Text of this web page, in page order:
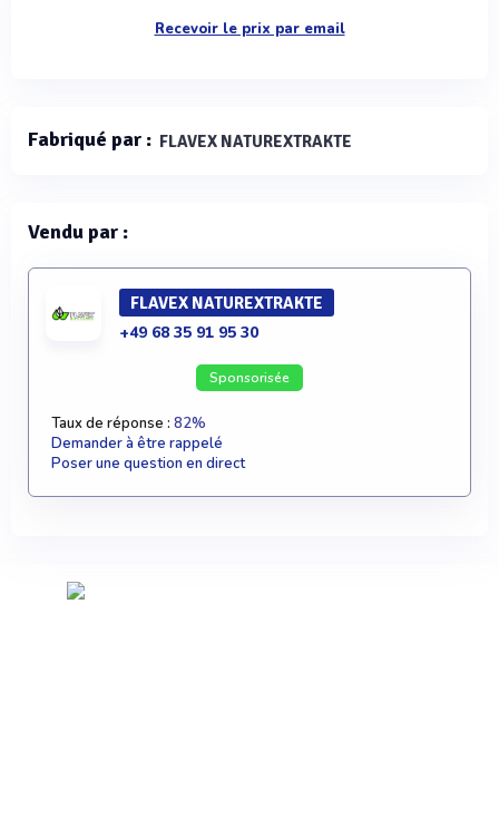
Recevoir le prix par email
Fabriqué par : FLAVEX NATUREXTRAKTE
Vendu par :
FLAVEX NATUREXTRAKTE
+49 68 35 91 95 30
Sponsorisée
Taux de réponse : 82%
Demander à être rappelé
Poser une question en direct